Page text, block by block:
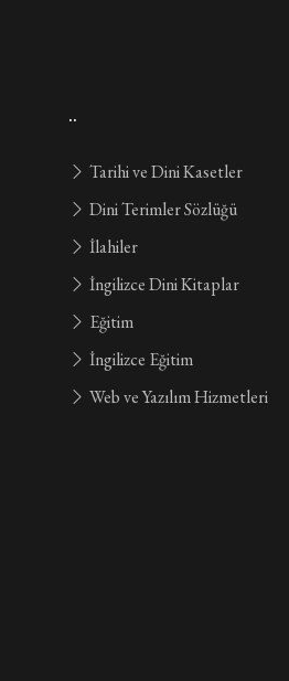
..
Tarihi ve Dini Kasetler
Dini Terimler Sözlüğü
İlahiler
İngilizce Dini Kitaplar
Eğitim
İngilizce Eğitim
Web ve Yazılım Hizmetleri